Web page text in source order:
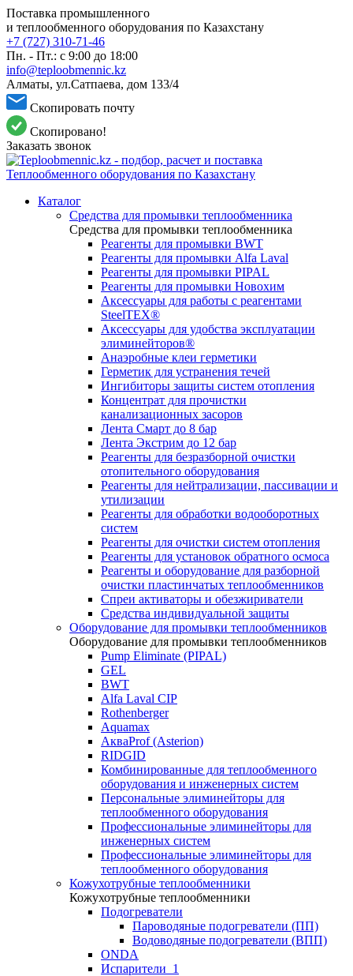
Поставка промышленного
и теплообменного оборудования по Казахстану
+7 (727) 310-71-46
Пн. - Пт.: с 9:00 до 18:00
info@teploobmennic.kz
Алматы, ул.Сатпаева, дом 133/4
Скопировать почту
Скопировано!
Заказать звонок
Каталог
Средства для промывки теплообменника
Средства для промывки теплообменника
Реагенты для промывки BWT
Реагенты для промывки Alfa Laval
Реагенты для промывки PIPAL
Реагенты для промывки Новохим
Аксессуары для работы с реагентами
SteelTEX®
Аксессуары для удобства эксплуатации
элиминейторов®
Анаэробные клеи герметики
Герметик для устранения течей
Ингибиторы защиты систем отопления
Концентрат для прочистки
канализационных засоров
Лента Смарт до 8 бар
Лента Экстрим до 12 бар
Реагенты для безразборной очистки
отопительного оборудования
Реагенты для нейтрализации, пассивации и
утилизации
Реагенты для обработки водооборотных
систем
Реагенты для очистки систем отопления
Реагенты для установок обратного осмоса
Реагенты и оборудование для разборной
очистки пластинчатых теплообменников
Спреи активаторы и обезжириватели
Средства индивидуальной защиты
Оборудование для промывки теплообменников
Оборудование для промывки теплообменников
Pump Eliminate (PIPAL)
GEL
BWT
Alfa Laval CIP
Rothenberger
Aquamax
АкваProf (Asterion)
RIDGID
Комбинированные для теплообменного
оборудования и инженерных систем
Персональные элиминейторы для
теплообменного оборудования
Профессиональные элиминейторы для
инженерных систем
Профессиональные элиминейторы для
теплообменного оборудования
Кожухотрубные теплообменники
Кожухотрубные теплообменники
Подогреватели
Пароводяные подогреватели (ПП)
Водоводяные подогреватели (ВПП)
ONDA
Испарители_1